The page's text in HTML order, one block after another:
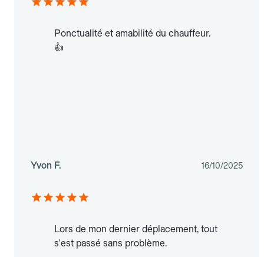
Ponctualité et amabilité du chauffeur.
👍
Yvon F. 16/10/2025
Lors de mon dernier déplacement, tout
s'est passé sans problème.